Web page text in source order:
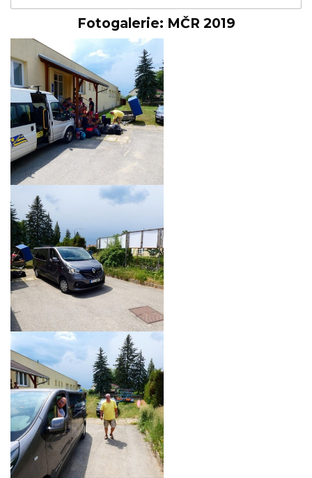
Fotogalerie: MČR 2019